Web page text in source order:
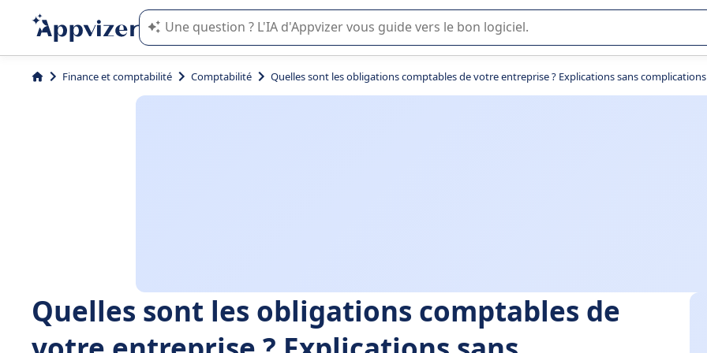
L'IA de Appvizer vous guide dans l'utilisation ou la sélection de logiciel SaaS en entreprise.
Finance et comptabilité Comptabilité Quelles sont les obligations comptables de votre entreprise ? Explications sans
Quelles sont les obligations comptables de